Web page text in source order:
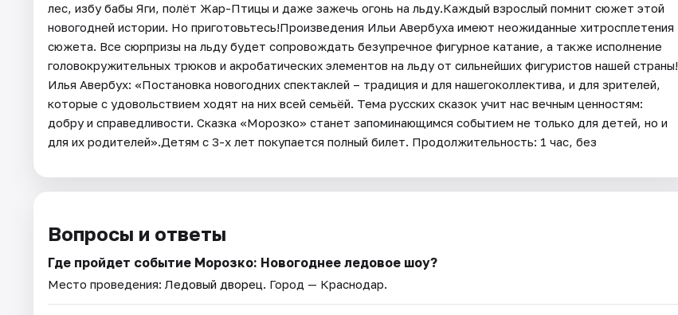
лес, избу бабы Яги, полёт Жар-Птицы и даже зажечь огонь на льду.Каждый взрослый помнит сюжет этой
новогодней истории. Но приготовьтесь!Произведения Ильи Авербуха имеют неожиданные хитросплетения
сюжета. Все сюрпризы на льду будет сопровождать безупречное фигурное катание, а также исполнение
головокружительных трюков и акробатических элементов на льду от сильнейших фигуристов нашей страны!
Илья Авербух: «Постановка новогодних спектаклей – традиция и для нашегоколлектива, и для зрителей,
которые с удовольствием ходят на них всей семьёй. Тема русских сказок учит нас вечным ценностям:
добру и справедливости. Сказка «Морозко» станет запоминающимся событием не только для детей, но и
для их родителей».Детям с 3-х лет покупается полный билет. Продолжительность: 1 час, без
Вопросы и ответы
Где пройдет событие Морозко: Новогоднее ледовое шоу?
Место проведения: Ледовый дворец. Город — Краснодар.